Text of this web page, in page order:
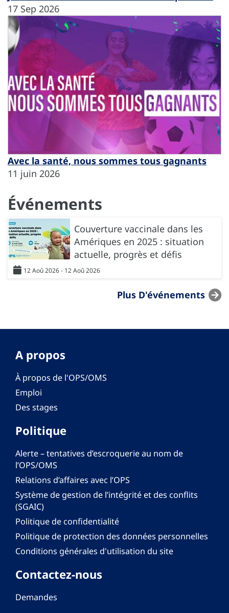
17 Sep 2026
Avec la santé, nous sommes tous gagnants
11 juin 2026
Événements
Couverture vaccinale dans les
Amériques en 2025 : situation
actuelle, progrès et défis
12 Aoû 2026 - 12 Aoû 2026
Plus D'événements
A propos
À propos de l'OPS/OMS
Emploi
Des stages
Politique
Alerte – tentatives d’escroquerie au nom de
l’OPS/OMS
Relations d’affaires avec l’OPS
Système de gestion de l’intégrité et des conflits
(SGAIC)
Politique de confidentialité
Politique de protection des données personnelles
Conditions générales d'utilisation du site
Contactez-nous
Demandes